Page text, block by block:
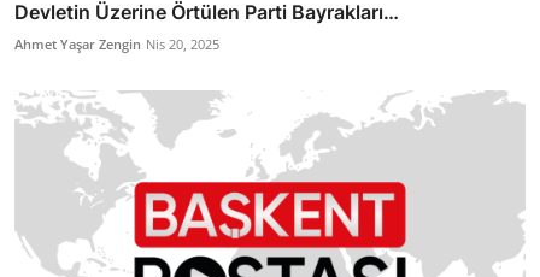
Devletin Üzerine Örtülen Parti Bayrakları…
Ahmet Yaşar Zengin Nis 20, 2025